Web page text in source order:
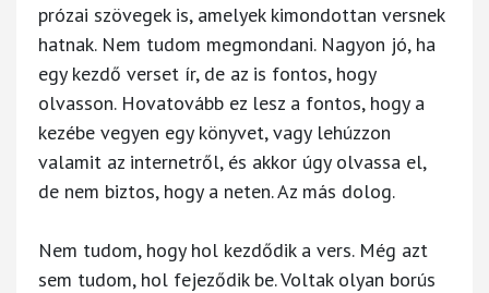
prózai szövegek is, amelyek kimondottan versnek
hatnak. Nem tudom megmondani. Nagyon jó, ha
egy kezdő verset ír, de az is fontos, hogy
olvasson. Hovatovább ez lesz a fontos, hogy a
kezébe vegyen egy könyvet, vagy lehúzzon
valamit az internetről, és akkor úgy olvassa el,
de nem biztos, hogy a neten. Az más dolog.
Nem tudom, hogy hol kezdődik a vers. Még azt
sem tudom, hol fejeződik be. Voltak olyan borús